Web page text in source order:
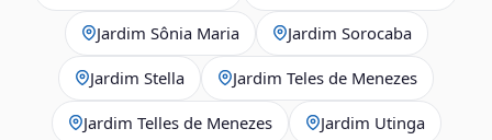
Jardim Sônia Maria Jardim Sorocaba
Jardim Stella Jardim Teles de Menezes
Jardim Telles de Menezes Jardim Utinga